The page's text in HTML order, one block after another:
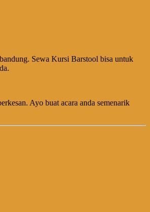
Sewa Kursi Barstool bisa untuk
Ayo buat acara anda semenarik